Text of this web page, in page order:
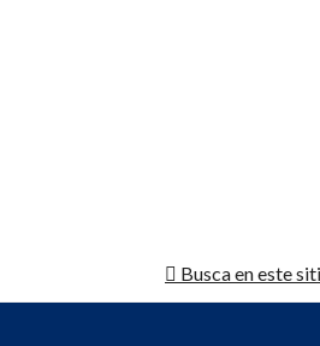
Busca en este